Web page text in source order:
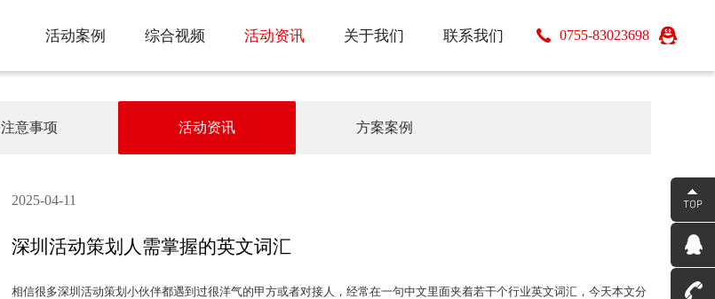
0755-83023698
活动案例
综合视频
活动资讯
关于我们
联系我们
注意事项 活动资讯 方案案例
2025-04-11
深圳活动策划人需掌握的英文词汇
相信很多深圳活动策划小伙伴都遇到过很洋气的甲方或者对接人，经常在一句中文里面夹着若干个行业英文词汇，今天本文分